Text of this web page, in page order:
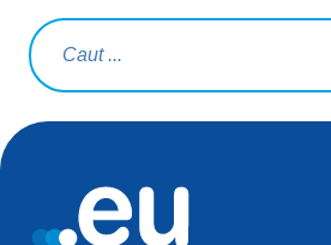
Interogare de căutare